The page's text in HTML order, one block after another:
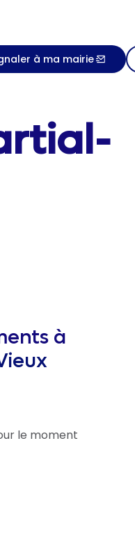
à ma mairie
à
le moment